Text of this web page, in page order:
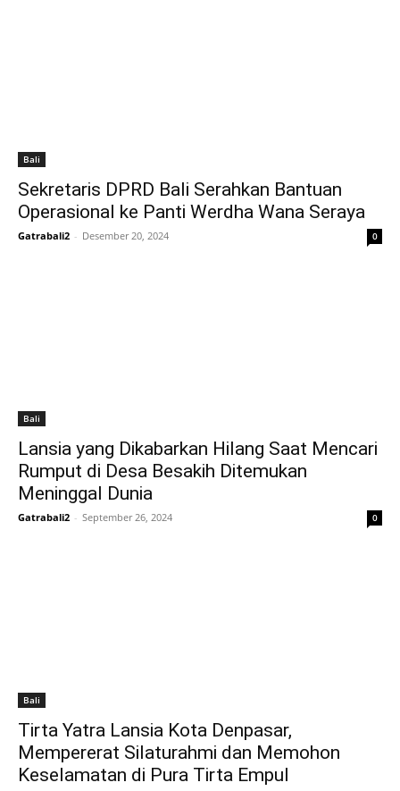
Bali
Sekretaris DPRD Bali Serahkan Bantuan
Operasional ke Panti Werdha Wana Seraya
Gatrabali2 - Desember 20, 2024 0
Bali
Lansia yang Dikabarkan Hilang Saat Mencari
Rumput di Desa Besakih Ditemukan
Meninggal Dunia
Gatrabali2 - September 26, 2024 0
Bali
Tirta Yatra Lansia Kota Denpasar,
Mempererat Silaturahmi dan Memohon
Keselamatan di Pura Tirta Empul